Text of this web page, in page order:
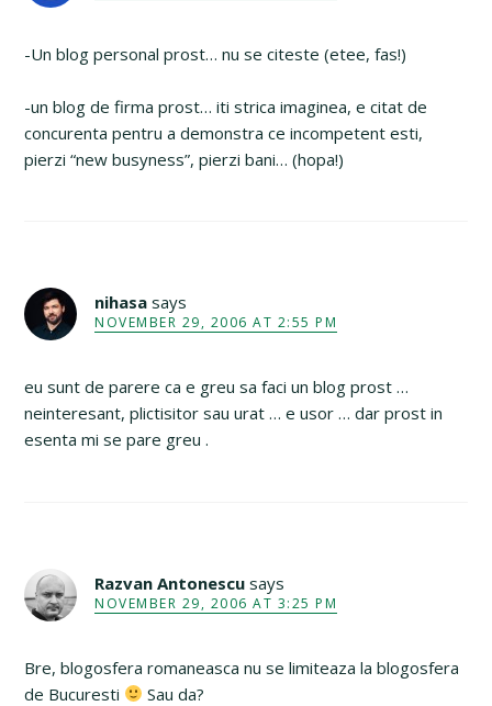
-Un blog personal prost… nu se citeste (etee, fas!)
-un blog de firma prost… iti strica imaginea, e citat de
concurenta pentru a demonstra ce incompetent esti,
pierzi “new busyness”, pierzi bani… (hopa!)
nihasa says
NOVEMBER 29, 2006 AT 2:55 PM
eu sunt de parere ca e greu sa faci un blog prost …
neinteresant, plictisitor sau urat … e usor … dar prost in
esenta mi se pare greu .
Razvan Antonescu says
NOVEMBER 29, 2006 AT 3:25 PM
Bre, blogosfera romaneasca nu se limiteaza la blogosfera
de Bucuresti
Sau da?